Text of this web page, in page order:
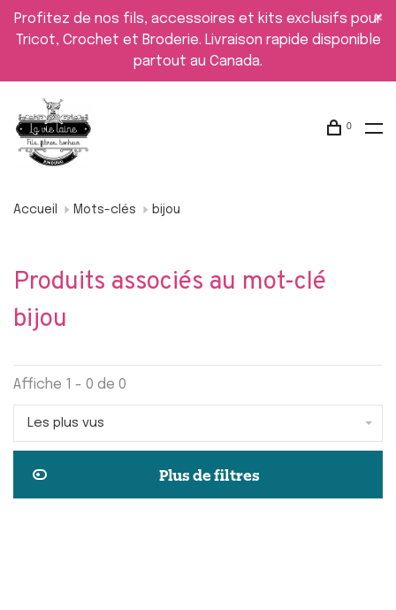
Profitez de nos fils, accessoires et kits exclusifs pour
Tricot, Crochet et Broderie. Livraison rapide disponible
partout au Canada.
0
Accueil Mots-clés bijou
Produits associés au mot-clé
bijou
Affiche 1 - 0 de 0
Les plus vus
Plus de filtres